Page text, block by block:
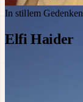
In stillem Gedenken
Elfi Haider